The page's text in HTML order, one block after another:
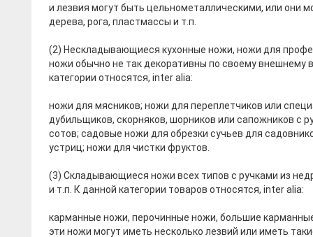
и лезвия могут быть цельнометаллическими, или они
дерева, рога, пластмассы и т.п.
(2) Нескладывающиеся кухонные ножи, ножи для
ножи обычно не так декоративны по своему внешнему
категории относятся, inter alia:
ножи для мясников; ножи для переплетчиков или
дубильщиков, скорняков, шорников или сапожников с
сотов; садовые ножи для обрезки сучьев для
устриц; ножи для чистки фруктов.
(3) Складывающиеся ножи всех типов с ручками из
и т.п. К данной категории товаров относятся, inter alia:
карманные ножи, перочинные ножи, большие
эти ножи могут иметь несколько лезвий или иметь